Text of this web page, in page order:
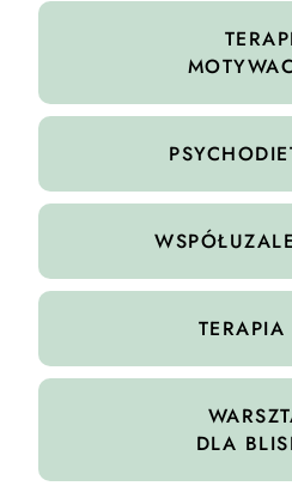
DLA